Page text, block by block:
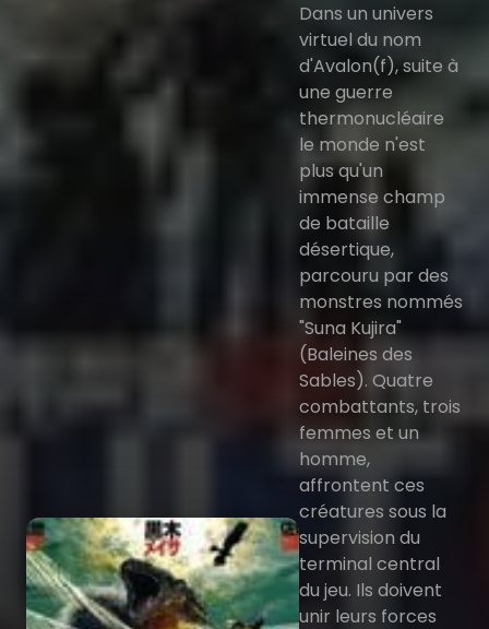
Dans un univers
virtuel du nom
d'Avalon(f), suite à
une guerre
thermonucléaire
le monde n'est
plus qu'un
immense champ
de bataille
désertique,
parcouru par des
monstres nommés
"Suna Kujira"
(Baleines des
Sables). Quatre
combattants, trois
femmes et un
homme,
affrontent ces
créatures sous la
supervision du
terminal central
du jeu. Ils doivent
unir leurs forces